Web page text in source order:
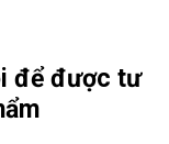
để được tư